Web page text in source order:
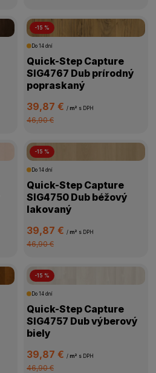
-15 %
Do 14 dní
Quick-Step Capture
SIG4767 Dub prírodný
popraskaný
39,87 € / m² s DPH
46,90 €
-15 %
Do 14 dní
Quick-Step Capture
SIG4750 Dub béžový
lakovaný
39,87 € / m² s DPH
46,90 €
-15 %
Do 14 dní
Quick-Step Capture
SIG4757 Dub výberový
biely
39,87 € / m² s DPH
46,90 €